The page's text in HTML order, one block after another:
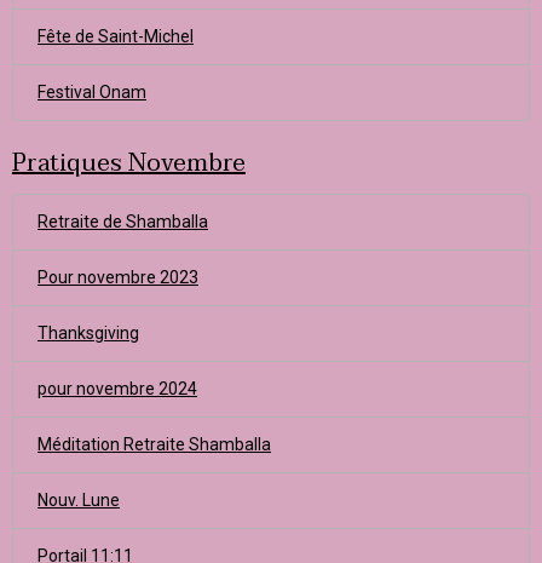
Fête de Saint-Michel
Festival Onam
Pratiques Novembre
Retraite de Shamballa
Pour novembre 2023
Thanksgiving
pour novembre 2024
Méditation Retraite Shamballa
Nouv. Lune
Portail 11:11